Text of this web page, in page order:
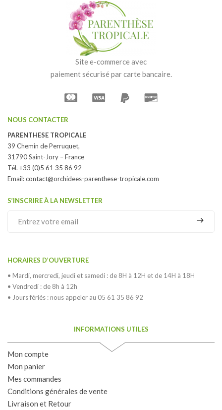
Site e-commerce avec
paiement sécurisé par carte bancaire.
NOUS CONTACTER
PARENTHESE TROPICALE
39 Chemin de Perruquet,
31790 Saint-Jory – France
Tél. +33 (0)5 61 35 86 92
Email:contact@orchidees-parenthese-tropicale.com
S’INSCRIRE À LA NEWSLETTER
HORAIRES D’OUVERTURE
• Mardi, mercredi, jeudi et samedi : de 8H à 12H et de 14H à 18H
• Vendredi : de 8h à 12h
• Jours fériés : nous appeler au 05 61 35 86 92
INFORMATIONS UTILES
Mon compte
Mon panier
Mes commandes
Conditions générales de vente
Livraison et Retour